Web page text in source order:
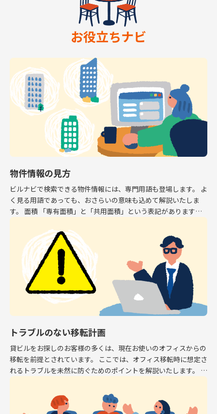
お役立ちナビ
物件情報の見方
ビルナビで検索できる物件情報には、専門用語も登場します。 よ
く見る用語であっても、おさらいの意味も込めて解説いたしま
す。 面積 「専有面積」と「共用面積」という表記があります。
専有面積はオフィスとして利用できるスペース […]
トラブルのない移転計画
貸ビルをお探しのお客様の多くは、現在お使いのオフィスからの
移転を前提とされています。 ここでは、オフィス移転時に想定さ
れるトラブルを未然に防ぐためのポイントを解説いたします。 解
約予告 現在お使いのオフィスから移転する場 […]